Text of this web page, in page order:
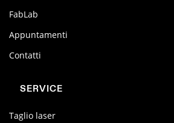
FabLab
Appuntamenti
Contatti
SERVICE
Taglio laser